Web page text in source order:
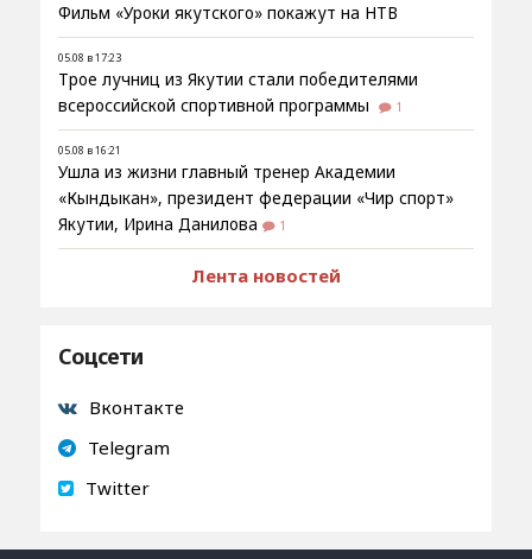
Фильм «Уроки якутского» покажут на НТВ
05.08 в 17:23
Трое лучниц из Якутии стали победителями
всероссийской спортивной программы
1
05.08 в 16:21
Ушла из жизни главный тренер Академии
«Кындыкан», президент федерации «Чир спорт»
Якутии, Ирина Данилова
1
Лента новостей
Соцсети
Вконтакте
Telegram
Twitter